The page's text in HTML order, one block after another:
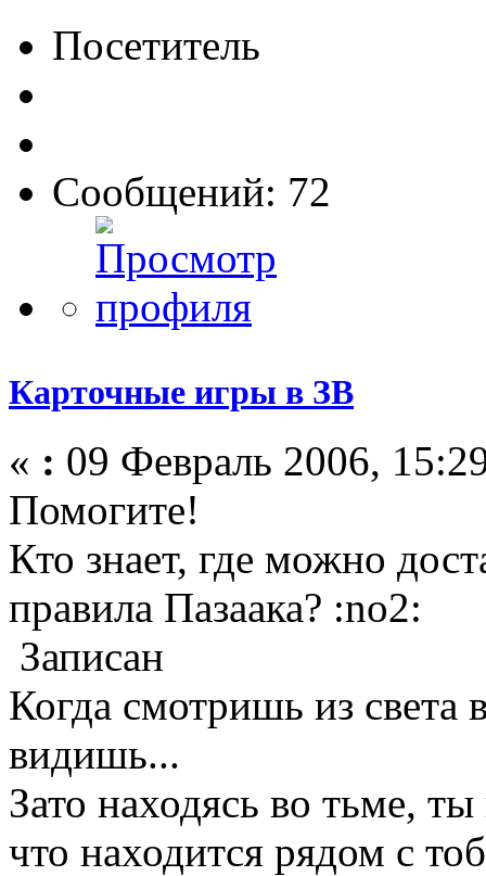
Посетитель
Сообщений: 72
Карточные игры в ЗВ
« : 09 Февраль 2006,
Помогите!
Кто знает, где можно
правила Пазаака? :no2:
Записан
Когда смотришь из света
видишь...
Зато находясь во тьме,
что находится рядом с